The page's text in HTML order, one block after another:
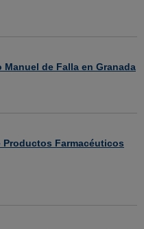
de Falla en Granada
Farmacéuticos